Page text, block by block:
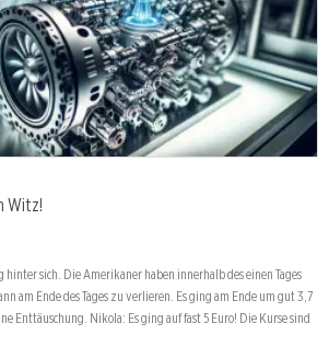
Witz!
sich. Die Amerikaner haben innerhalb des einen Tages
am Ende des Tages zu verlieren. Es ging am Ende um gut 3,7
Enttäuschung. Nikola: Es ging auf fast 5 Euro! Die Kurse sind